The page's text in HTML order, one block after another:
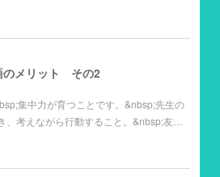
のメリット その2
集中力が育つことです。&nbsp;先生の
、考えながら行動すること。&nbsp;友…